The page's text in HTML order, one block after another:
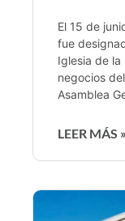
El 15 de
fue
Iglesia de
negocios
Asamblea
LEER MÁS »